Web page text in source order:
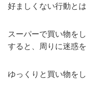
好ましくない行動と
スーパーで買い物を
すると、周りに迷惑
ゆっくりと買い物を